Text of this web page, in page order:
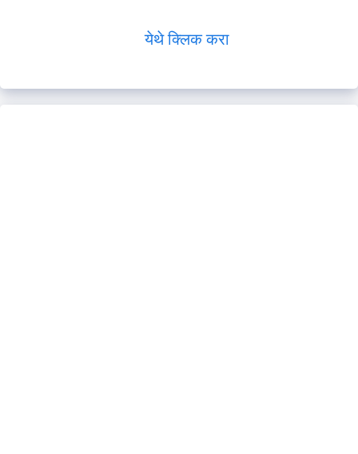
येथे क्लिक करा